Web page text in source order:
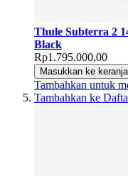
Thule Subterra 2
Black
Rp1.795.000,00
Masukkan ke
Tambahkan untuk
Tambahkan ke